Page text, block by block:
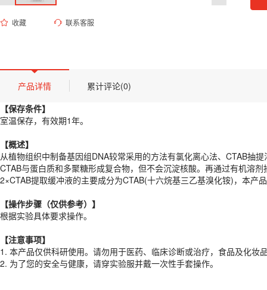
收藏 联系客服
产品描述
【保存条件】
室温保存，有效期1年。
【概述】
2×CTAB提取缓冲液的主要成分为CTAB(十六烷基三乙基溴化铵)，本产
【操作步骤（仅供参考）】
根据实验具体要求操作。
【注意事项】
1.本产品仅供科研使用。请勿用于医药、临床诊断或治疗，食品及化妆
产品规格
货期
1-2天
规格
500ml
产品详情
累计评论(0)
【保存条件】
室温保存，有效期1年。
【概述】
从植物组织中制备基因组DNA较常采用的方法有氯化离心法、CTAB抽
CTAB与蛋白质和多聚糖形成复合物，但不会沉淀核酸。再通过有机溶
2×CTAB提取缓冲液的主要成分为CTAB(十六烷基三乙基溴化铵)，本产
【操作步骤（仅供参考） 】
根据实验具体要求操作。
【注意事项】
1. 本产品仅供科研使用。请勿用于医药、临床诊断或治疗，食品及化妆
2. 为了您的安全与健康，请穿实验服并戴一次性手套操作。